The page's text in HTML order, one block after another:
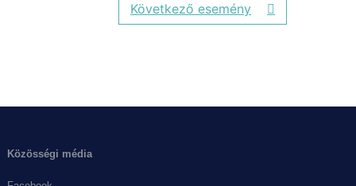
Következő esemény
Közösségi média